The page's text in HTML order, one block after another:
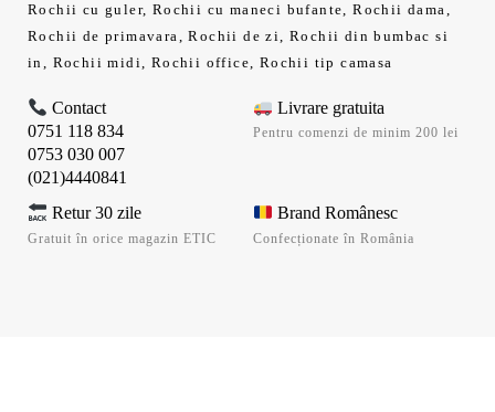
Rochii cu guler, Rochii cu maneci bufante,Rochii dama,
Rochii de primavara,Rochii de zi,Rochii din bumbac si
in, Rochii midi, Rochii office, Rochii tip camasa
Contact
0751 118 834
0753 030 007
(021)4440841
Livrare gratuita
Pentru comenzi de minim 200 lei
Retur 30 zile
Gratuit în orice magazin ETIC
Brand Românesc
Confecționate în România